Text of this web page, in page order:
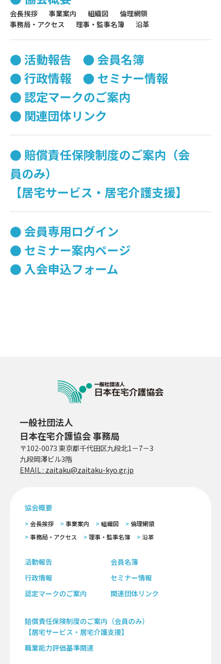
会長挨拶 事業案内 組織図
倫理網領
事務局・アクセス
理事・監事名簿 沿革
活動報告
会員名簿
行政情報
セミナー情報
認定マークのご案内
関連団体リンク
賠償責任保険制度のご案内（会
員のみ）
【居宅サービス・居宅介護支援】
会員専用ログイン
セミナー案内ページ
入会申込フォーム
一般社団法人
日本在宅介護協会 事務局
〒102-0073 東京都千代田区九段北1－7－3
九段岡澤ビル3階
EMAIL : zaitaku@zaitaku-kyo.gr.jp
協会概要
会長挨拶 事業案内 組織図
倫理網領
事務局・アクセス
理事・監事名簿 沿革
活動報告
会員名簿
行政情報
セミナー情報
認定マークのご案内
関連団体リンク
賠償責任保険制度のご案内（会員のみ）
【居宅サービス・居宅介護支援】
職業能力評価基準関連